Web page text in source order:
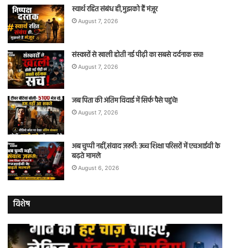
स्वार्थ रहित संबंध ही,मुझको हैं मंज़ूर
August 7, 2026
संस्कारों से खाली होती नई पीढ़ी का सबसे दर्दनाक सच!
August 7, 2026
जब पिता की अंतिम विदाई में सिर्फ पैसे पहुंचे!
August 7, 2026
अब चुप्पी नहीं,संवाद ज़रूरी: उच्च शिक्षा परिसरों में एचआईवी के
बढ़ते मामले
August 6, 2026
विशेष